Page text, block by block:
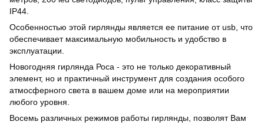
IP44.
Особенностью этой гирлянды является ее питание от usb, что
обеспечивает максимальную мобильность и удобство в
эксплуатации.
Новогодняя гирлянда Роса - это не только декоративный
элемент, но и практичный инструмент для создания особого
атмосферного света в вашем доме или на мероприятии
любого уровня.
Восемь различных режимов работы гирлянды, позволят Вам